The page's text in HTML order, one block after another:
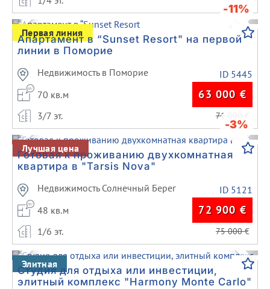
Previous Next
Первая линия
-11%
Апартамент в “Sunset Resort" на первой
линии в Поморие
Недвижимость в Поморие
ID 5445
70 кв.м
63 000 €
3/7 эт. 71 000
Previous Next
Лучшая цена
-3%
Готовая к проживанию двухкомнатная
квартира в "Tarsis Nova"
Недвижимость Солнечный Берег
ID 5121
48 кв.м
72 900 €
1/6 эт. 75 000€
Previous Next
Элитная
Студия для отдыха или инвестиции,
элитный комплекс "Harmony Monte Carlo"